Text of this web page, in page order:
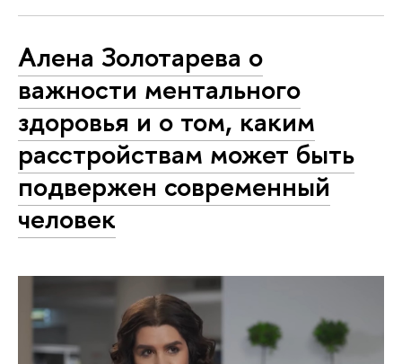
Алена Золотарева о
важности ментального
здоровья и о том, каким
расстройствам может быть
подвержен современный
человек